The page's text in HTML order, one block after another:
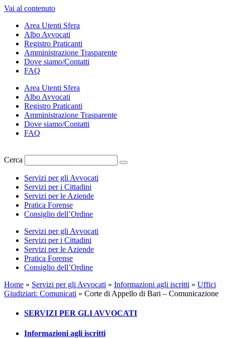
Vai al contenuto
Area Utenti Sfera
Albo Avvocati
Registro Praticanti
Amministrazione Trasparente
Dove siamo/Contatti
FAQ
Area Utenti Sfera
Albo Avvocati
Registro Praticanti
Amministrazione Trasparente
Dove siamo/Contatti
FAQ
Cerca
Servizi per gli Avvocati
Servizi per i Cittadini
Servizi per le Aziende
Pratica Forense
Consiglio dell’Ordine
Servizi per gli Avvocati
Servizi per i Cittadini
Servizi per le Aziende
Pratica Forense
Consiglio dell’Ordine
Home » Servizi per gli Avvocati » Informazioni agli iscritti » Uffici
Giudiziari: Comunicati » Corte di Appello di Bari – Comunicazione
SERVIZI PER GLI AVVOCATI
Informazioni agli iscritti